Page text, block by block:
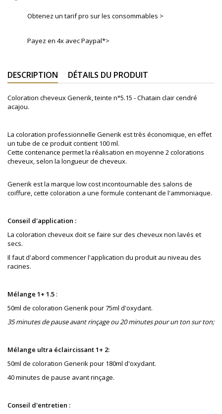
Obtenez un tarif pro sur les consommables >
Payez en 4x avec Paypal*>
DESCRIPTION DÉTAILS DU PRODUIT
Coloration cheveux Generik, teinte n°5.15 - Chatain clair cendré
acajou.
La coloration professionnelle Generik est très économique, en effet
un tube de ce produit contient 100 ml.
Cette contenance permet la réalisation en moyenne 2 colorations
cheveux, selon la longueur de cheveux.
Generik est la marque low cost incontournable des salons de
coiffure, cette coloration a une formule contenant de l'ammoniaque.
Conseil d'application :
La coloration cheveux doit se faire sur des cheveux non lavés et
secs.
Il faut d'abord commencer l'application du produit au niveau des
racines.
Mélange 1+ 1.5 :
50ml de coloration Generik pour 75ml d'oxydant.
35 minutes de pause avant rinçage ou 20 minutes pour un ton sur ton;
Mélange ultra éclaircissant 1+ 2:
50ml de coloration Generik pour 180ml d'oxydant.
40 minutes de pause avant rinçage.
Conseil d'entretien :